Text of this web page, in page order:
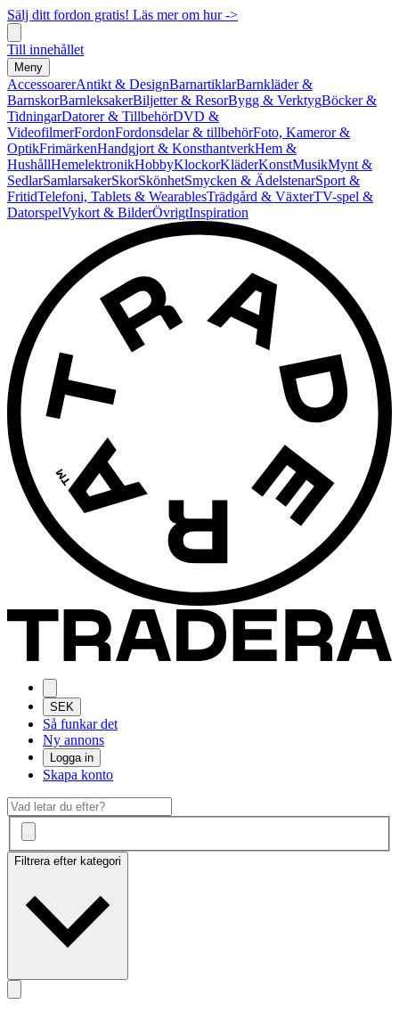
Sälj ditt fordon gratis! Läs mer om hur ->
Till innehållet
Meny
AccessoarerAntikt & DesignBarnartiklarBarnkläder &
BarnskorBarnleksakerBiljetter & ResorBygg & VerktygBöcker &
TidningarDatorer & TillbehörDVD &
VideofilmerFordonFordonsdelar & tillbehörFoto, Kameror &
OptikFrimärkenHandgjort & KonsthantverkHem &
HushållHemelektronikHobbyKlockorKläderKonstMusikMynt &
SedlarSamlarsakerSkorSkönhetSmycken & ÄdelstenarSport &
FritidTelefoni, Tablets & WearablesTrädgård & VäxterTV-spel &
DatorspelVykort & BilderÖvrigtInspiration
SEK
Så funkar det
Ny annons
Logga in
Skapa konto
Filtrera efter kategori